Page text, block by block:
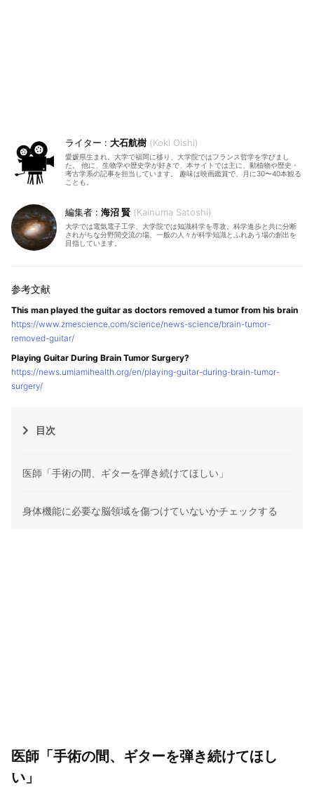
大石航樹 Koki Oishi
愛媛県生まれ。大学で福岡に移り、大学院ではフランス哲学を学びまし
た。 他に、生物学や歴史学が好きで、本サイトでは主に、動植物や歴史・
考古学系の記事を担当しています。 趣味は映画鑑賞で、月に30〜40本観る
ことも。
海沼 賢 Kainuma Satoshi
大学では電気電子工学、大学院では知識科学を専攻。科学進歩と共に分断
されがちな分野間交流の場、一般の人々が科学知識とふれあう場の創出を
目指しています。
This man played the guitar as doctors removed a tumor from his brain
https://www.zmescience.com/science/news-science/brain-tumor-
removed-guitar/
Playing Guitar During Brain Tumor Surgery?
https://news.umiamihealth.org/en/playing-guitar-during-brain-tumor-
surgery/
目次
医師「手術の間、ギターを弾き続けてほしい」
身体機能に必要な脳領域を傷つけていないかチェックする
医師「手術の間、ギターを弾き続けてほし
い」